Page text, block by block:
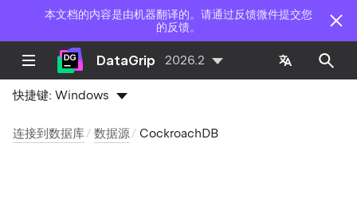
本文档的内容是由机器翻译的。请通过反馈微件提交您
的反馈。
DataGrip 2026.2
快捷键:Windows
连接到数据库 数据源 CockroachDB